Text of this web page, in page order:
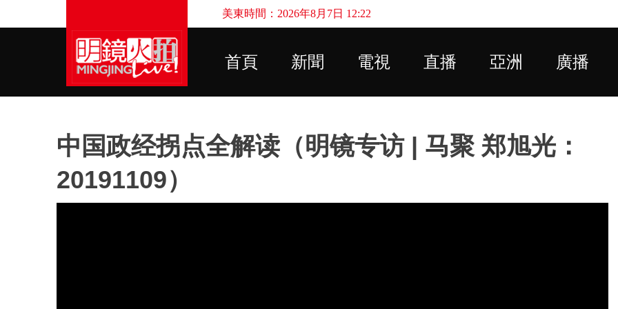
美東時間：2026年8月7日 12:22
首頁 新聞 電視 直播 亞洲 廣播
中国政经拐点全解读（明镜专访 | 马聚 郑旭光：
20191109）